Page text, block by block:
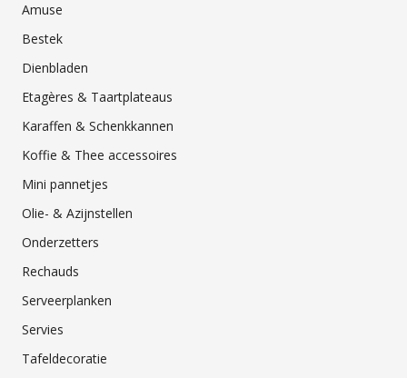
Amuse
Bestek
Dienbladen
Etagères & Taartplateaus
Karaffen & Schenkkannen
Koffie & Thee accessoires
Mini pannetjes
Olie- & Azijnstellen
Onderzetters
Rechauds
Serveerplanken
Servies
Tafeldecoratie